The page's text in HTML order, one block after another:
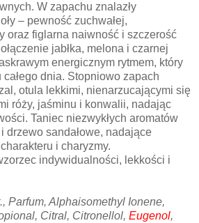
W zapachu znalazły
– pewność zuchwałej,
oraz figlarna naiwność i szczerość
jabłka, melona i czarnej
energicznym rytmem, który
dnia. Stopniowo zapach
otula lekkimi, nienarzucającymi się
róży, jaśminu i konwalii, nadając
Taniec niezwykłych aromatów
drzewo sandałowe, nadające
i charyzmy.
indywidualności, lekkości i
Parfum, Alphaisomethyl Ionene,
Citral, Citronellol, Eugenol,